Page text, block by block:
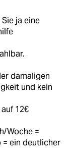
ja eine
damaligen
und kein
12€
Woche =
= ein deutlicher